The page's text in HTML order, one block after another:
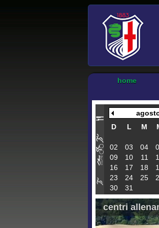
home
D
L M
02
03 04
09
10 11
16
17 18
23
24 25
30
31
centri